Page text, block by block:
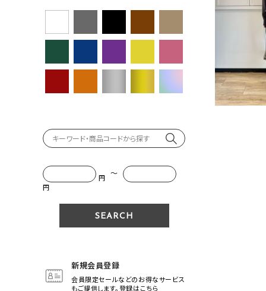
円 ～
円
新規会員登録
会員限定セールなどのお得なサービス
もご提供します。登録はこちら